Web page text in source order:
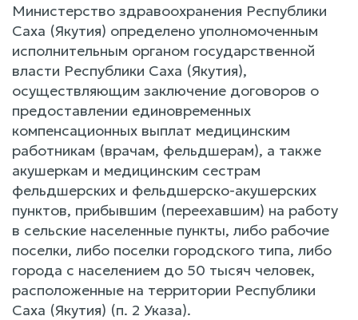
Министерство здравоохранения Республики
Саха (Якутия) определено уполномоченным
исполнительным органом государственной
власти Республики Саха (Якутия),
осуществляющим заключение договоров о
предоставлении единовременных
компенсационных выплат медицинским
работникам (врачам, фельдшерам), а также
акушеркам и медицинским сестрам
фельдшерских и фельдшерско-акушерских
пунктов, прибывшим (переехавшим) на работу
в сельские населенные пункты, либо рабочие
поселки, либо поселки городского типа, либо
города с населением до 50 тысяч человек,
расположенные на территории Республики
Саха (Якутия) (п. 2 Указа).